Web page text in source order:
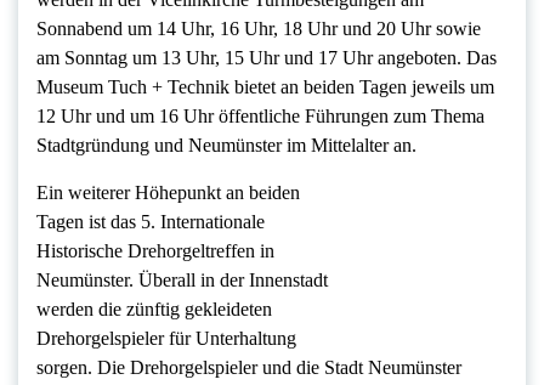
Sonnabend um 14 Uhr, 16 Uhr, 18 Uhr und 20 Uhr sowie
am Sonntag um 13 Uhr, 15 Uhr und 17 Uhr angeboten. Das
Museum Tuch + Technik bietet an beiden Tagen jeweils um
12 Uhr und um 16 Uhr öffentliche Führungen zum Thema
Stadtgründung und Neumünster im Mittelalter an.
Ein weiterer Höhepunkt an beiden
Tagen ist das 5. Internationale
Historische Drehorgeltreffen in
Neumünster. Überall in der Innenstadt
werden die zünftig gekleideten
Drehorgelspieler für Unterhaltung
sorgen. Die Drehorgelspieler und die Stadt Neumünster